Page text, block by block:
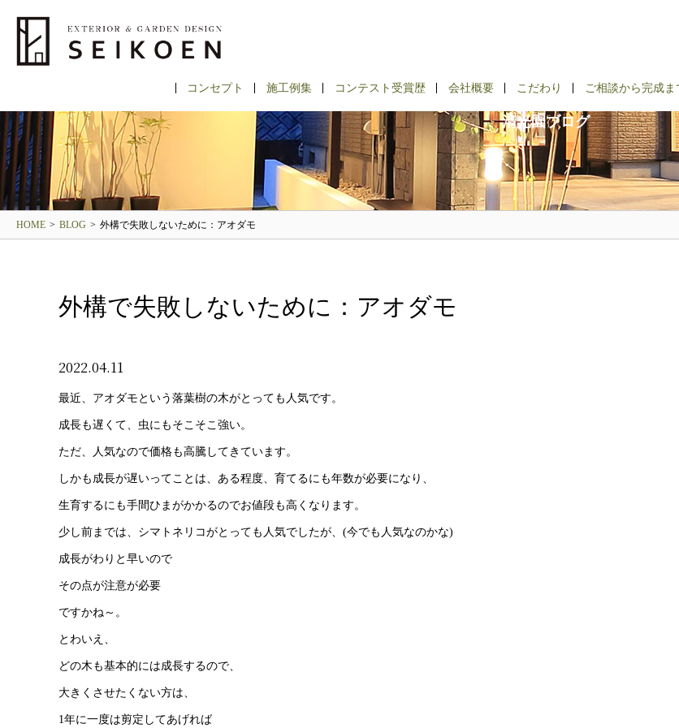
コンセプト 施工例集 コンテスト受賞歴 会社概要 こだわり ご相談から完成ま
BLOG
清光園ブログ
HOME > BLOG > 外構で失敗しないために：アオダモ
外構で失敗しないために：アオダモ
2022.04.11
最近、アオダモという落葉樹の木がとっても人気です。
成長も遅くて、虫にもそこそこ強い。
ただ、人気なので価格も高騰してきています。
しかも成長が遅いってことは、ある程度、育てるにも年数が必要になり、
生育するにも手間ひまがかかるのでお値段も高くなります。
少し前までは、シマトネリコがとっても人気でしたが、(今でも人気なのかな)
成長がわりと早いので
その点が注意が必要
ですかね～。
とわいえ、
どの木も基本的には成長するので、
大きくさせたくない方は、
1年に一度は剪定してあげれば